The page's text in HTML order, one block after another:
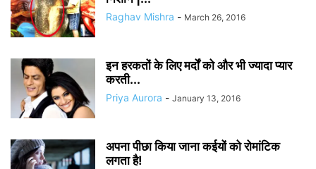
Raghav Mishra - March 26, 2016
इन हरकतों के लिए मर्दों को और भी ज्यादा प्यार
करती...
Priya Aurora - January 13, 2016
अपना पीछा किया जाना कईयों को रोमांटिक
लगता है!